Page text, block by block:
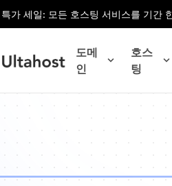
가 세일: 모든 호스팅 서비스를 기간
도메
인
호스
팅